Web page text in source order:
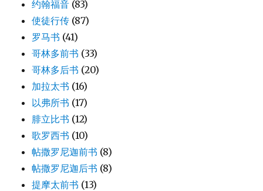
约翰福音 (83)
使徒行传 (87)
罗马书 (41)
哥林多前书 (33)
哥林多后书 (20)
加拉太书 (16)
以弗所书 (17)
腓立比书 (12)
歌罗西书 (10)
帖撒罗尼迦前书 (8)
帖撒罗尼迦后书 (8)
提摩太前书 (13)